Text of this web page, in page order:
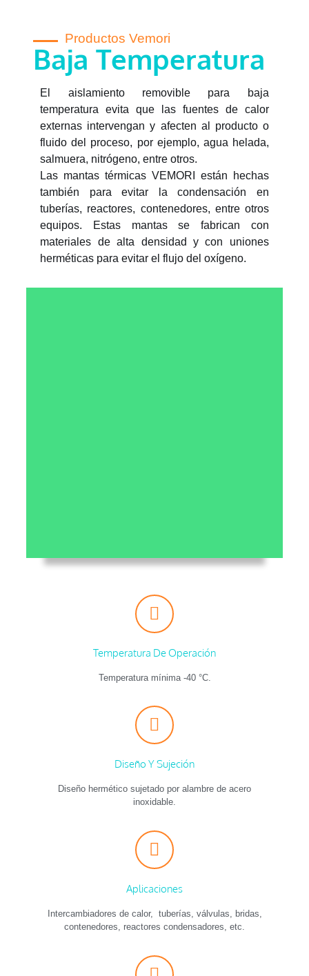
Productos Vemori
Baja Temperatura
El aislamiento removible para baja
temperatura evita que las fuentes de calor
externas intervengan y afecten al producto o
fluido del proceso, por ejemplo, agua helada,
salmuera, nitrógeno, entre otros.
Las mantas térmicas VEMORI están hechas
también para evitar la condensación en
tuberías, reactores, contenedores, entre otros
equipos. Estas mantas se fabrican con
materiales de alta densidad y con uniones
herméticas para evitar el flujo del oxígeno.
Temperatura De Operación
Temperatura mínima -40 °C.
Diseño Y Sujeción
Diseño hermético sujetado por alambre de acero
inoxidable.
Aplicaciones
Intercambiadores de calor, tuberías, válvulas, bridas,
contenedores, reactores condensadores, etc.